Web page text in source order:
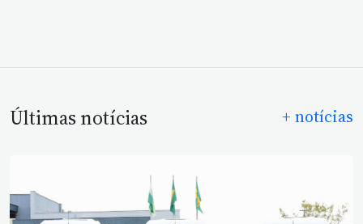
Últimas notícias + notícias